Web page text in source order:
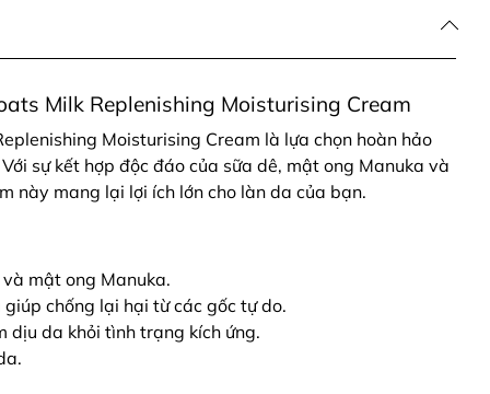
Milk Replenishing Moisturising Cream
Moisturising Cream là lựa chọn hoàn hảo
sự kết hợp độc đáo của sữa dê, mật ong Manuka và
này mang lại lợi ích lớn cho làn da của bạn.
mật ong Manuka.
chống lại hại từ các gốc tự do.
dịu da khỏi tình trạng kích ứng.